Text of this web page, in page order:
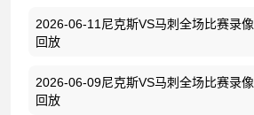
2026-06-11尼克斯VS马刺全场比赛录像
回放
2026-06-09尼克斯VS马刺全场比赛录像
回放